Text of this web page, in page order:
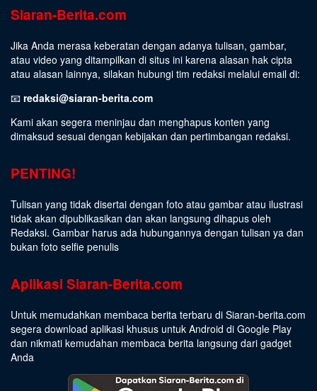
Siaran-Berita.com
Jika Anda merasa keberatan dengan adanya tulisan, gambar,
atau video yang ditampilkan di situs ini karena alasan hak cipta
atau alasan lainnya, silakan hubungi tim redaksi melalui email di:
📧 redaksi@siaran-berita.com
Kami akan segera meninjau dan menghapus konten yang
dimaksud sesuai dengan kebijakan dan pertimbangan redaksi.
PENTING!
Tulisan yang tidak disertai dengan foto atau gambar atau ilustrasi
tidak akan dipublikasikan dan akan langsung dihapus oleh
Redaksi. Gambar harus ada hubungannya dengan tulisan ya dan
bukan foto selfie penulis
Aplikasi Siaran-Berita.com
Untuk memudahkan membaca berita terbaru di Siaran-berita.com
segera download aplikasi khusus untuk Android di Google Play
dan nikmati kemudahan membaca berita langsung dari gadget
Anda